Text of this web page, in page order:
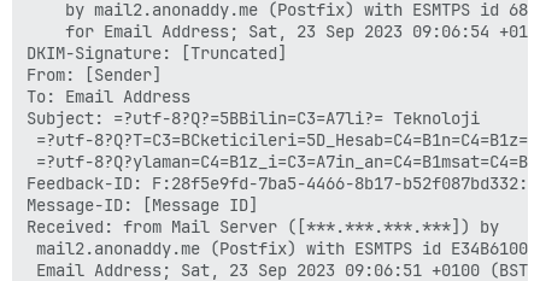
DKIM-Signature: [Truncated]
From: [Sender]
To: Email Address
Subject: =?utf-8?Q?=5BBilin=C3=A7li?= Teknoloji
=?utf-
=?utf-
Feedback-ID: F:28f5e9fd-7ba5-4466-8b17-
Message-ID: [Message ID]
Received: from Mail Server ([***.***.***.***]) by
mail2.anonaddy.me (Postfix) with ESMTPS id